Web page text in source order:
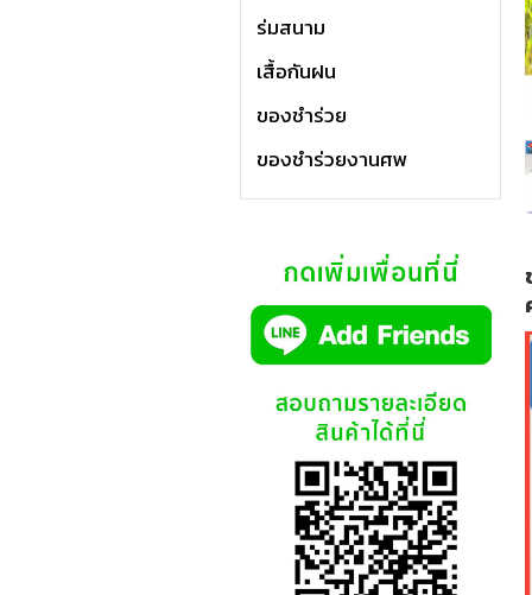
ร่มสนาม
เสื้อกันฝน
ของชำร่วย
ของชำร่วยงานศพ